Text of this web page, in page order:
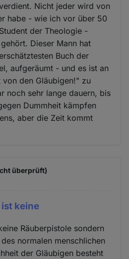
Nicht jeder wird von
habe - wie ich vor über 50
der Theologie -
Dieser Mann hat
Buch der
aufgeräumt - und es ist an
den Gläubigen!" zu
noch sehr lange dauern, bis
Dummheit kämpfen
aber die Zeit kommt
überprüft)
keine
Räuberpistole sondern
normalen menschlichen
der Gläubigen besteht